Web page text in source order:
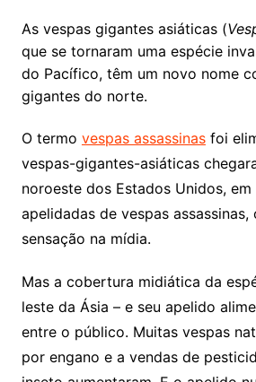
As vespas gigantes asiáticas (
que se tornaram uma espécie
do Pacífico, têm um novo nome
gigantes do norte.
O termo vespas assassinasfoi
vespas-gigantes-asiáticas
noroeste dos Estados Unidos,
apelidadas de vespas
sensação na mídia.
Mas a cobertura midiática da
leste da Ásia – e seu apelido
entre o público. Muitas vespas
por engano e a vendas de